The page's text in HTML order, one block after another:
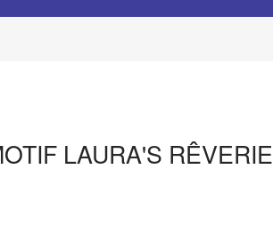
LAURA'S RÊVERIE